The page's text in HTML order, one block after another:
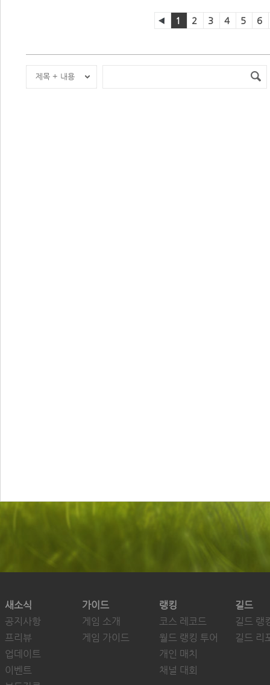
1 2 3 4 5 6
제목 + 내용
새소식
공지사항
프리뷰
업데이트
이벤트
가이드
게임 소개
게임 가이드
랭킹
코스 레코드
월드 랭킹 투어
개인 매치
채널 대회
길드
길드 랭
길드 리